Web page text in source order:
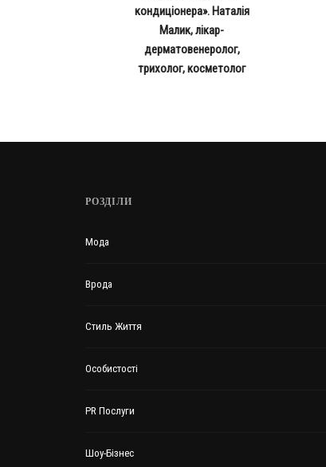
кондиціонера». Наталія
Малик, лікар-
дерматовенеролог,
трихолог, косметолог
РОЗДІЛИ
Мода
Врода
Стиль Життя
Особистості
PR Послуги
Шоу-Бізнес